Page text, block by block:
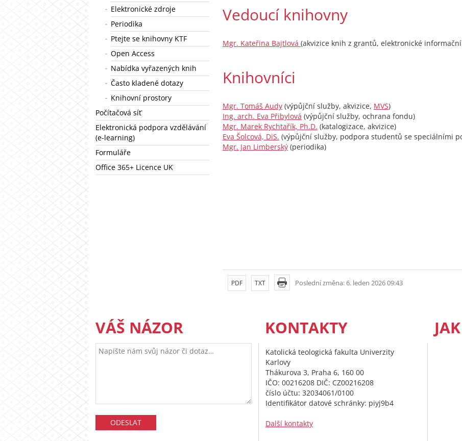
Elektronické zdroje
Periodika
Ptejte se knihovny KTF
Open Access
Nabídka vyřazených knih
Často kladené dotazy
Knihovní prostory
Počítačová síť
Elektronická podpora vzdělávání
(e-learning)
Formuláře
Office 365+ Licence UK
Vedoucí knihovny
Mgr. Kateřina Bajtlová (akvizice knih z grantů, elektronické
Knihovníci
Mgr. Tomáš Audy (výpůjční služby, akvizice, MVS)
Ing. arch. Eva Přibylová (výpůjční služby, ochrana fondu)
Mgr. Marek Rychtařík, Ph.D. (katalogizace, akvizice)
Eva Šolcová, DiS. (výpůjční služby, podpora studentů se speciálními
Mgr. Jan Limberský (periodika)
Poslední změna: 6. leden 2026 09:43
PDF TXT
VÁŠ NÁZOR KONTAKTY
Katolická teologická fakulta Univerzity
Karlovy
Thákurova 3, Praha 6, 160 00
IČO: 00216208 DIČ: CZ00216208
číslo účtu: 32034061/0100
Identifikátor datové schránky: piyj9b4
Další kontakty